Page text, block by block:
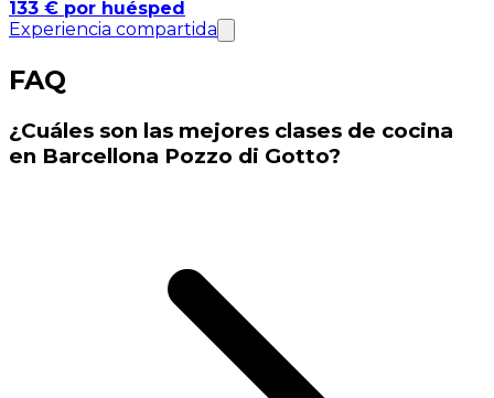
133 € por huésped
Experiencia compartida
FAQ
¿Cuáles son las mejores clases de cocina
en Barcellona Pozzo di Gotto?